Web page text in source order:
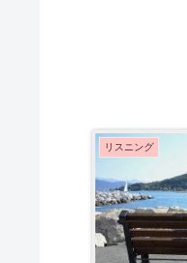
リスニング